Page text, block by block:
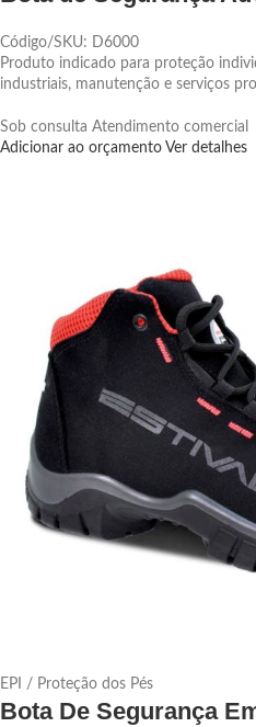
Código/SKU: D6000
Produto indicado para proteção
industriais, manutenção e serviços
Sob consulta Atendimento comercial
Adicionar ao orçamento Ver detalhes
EPI / Proteção dos Pés
Bota De Segurança